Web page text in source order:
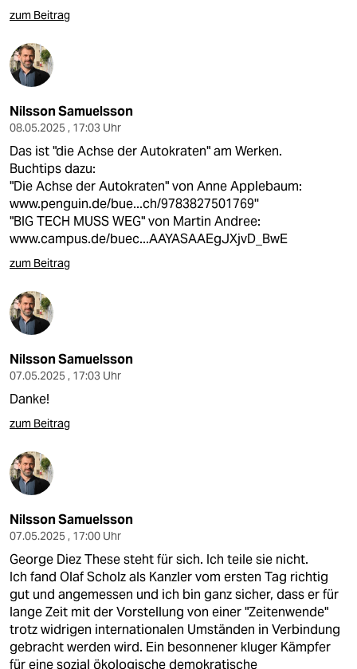
zum Beitrag
Nilsson Samuelsson
08.05.2025 , 17:03 Uhr
Das ist "die Achse der Autokraten" am Werken.
Buchtips dazu:
"Die Achse der Autokraten" von Anne Applebaum:
www.penguin.de/bue...ch/9783827501769''
"BIG TECH MUSS WEG" von Martin Andree:
www.campus.de/buec...AAYASAAEgJXjvD_BwE
zum Beitrag
Nilsson Samuelsson
07.05.2025 , 17:03 Uhr
Danke!
zum Beitrag
Nilsson Samuelsson
07.05.2025 , 17:00 Uhr
George Diez These steht für sich. Ich teile sie nicht.
Ich fand Olaf Scholz als Kanzler vom ersten Tag richtig
gut und angemessen und ich bin ganz sicher, dass er für
lange Zeit mit der Vorstellung von einer "Zeitenwende"
trotz widrigen internationalen Umständen in Verbindung
gebracht werden wird. Ein besonnener kluger Kämpfer
für eine sozial ökologische demokratische